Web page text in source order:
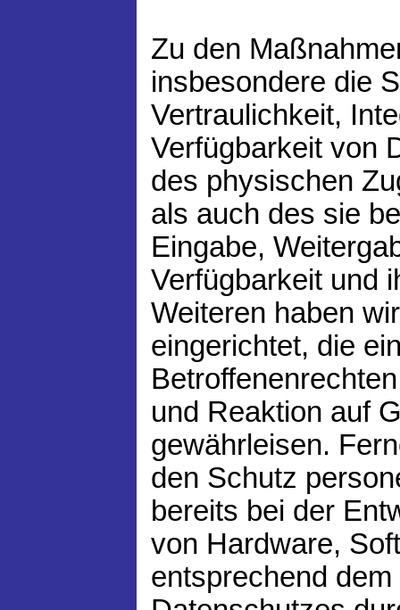
Zu den
insbesondere die
Vertraulichkeit,
Verfügbarkeit von
des physischen
als auch des sie
Eingabe,
Verfügbarkeit und
Weiteren haben
eingerichtet, die
und Reaktion auf
gewährleisen.
den Schutz
bereits bei der
von Hardware,
entsprechend